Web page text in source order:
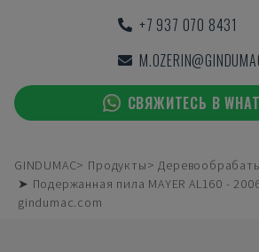
+7 937 070 8431
СВЯЖИТЕСЬ В
GINDUMAC Продукты
➤ Подержанная пила MAYER AL160 -
gindumac.com